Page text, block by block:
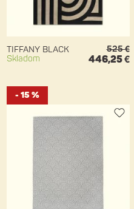
TIFFANY BLACK
Skladom
525 €
446,25 €
- 15 %